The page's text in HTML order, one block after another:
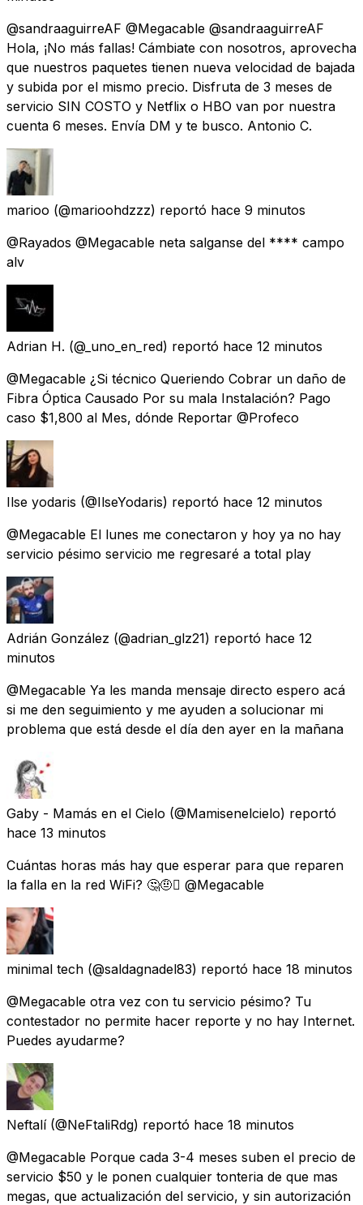
@sandraaguirreAF @Megacable @sandraaguirreAF
Hola, ¡No más fallas! Cámbiate con nosotros, aprovecha
que nuestros paquetes tienen nueva velocidad de bajada
y subida por el mismo precio. Disfruta de 3 meses de
servicio SIN COSTO y Netflix o HBO van por nuestra
cuenta 6 meses. Envía DM y te busco. Antonio C.
marioo (@marioohdzzz) reportó hace 9 minutos
@Rayados @Megacable neta salganse del **** campo
alv
Adrian H. (@_uno_en_red) reportó hace 12 minutos
@Megacable ¿Si técnico Queriendo Cobrar un daño de
Fibra Óptica Causado Por su mala Instalación? Pago
caso $1,800 al Mes, dónde Reportar @Profeco
Ilse yodaris (@IlseYodaris) reportó hace 12 minutos
@Megacable El lunes me conectaron y hoy ya no hay
servicio pésimo servicio me regresaré a total play
Adrián González (@adrian_glz21) reportó hace 12
minutos
@Megacable Ya les manda mensaje directo espero acá
si me den seguimiento y me ayuden a solucionar mi
problema que está desde el día den ayer en la mañana
Gaby - Mamás en el Cielo (@Mamisenelcielo) reportó
hace 13 minutos
Cuántas horas más hay que esperar para que reparen
la falla en la red WiFi? 🤔🤨🫩 @Megacable
minimal tech (@saldagnadel83) reportó hace 18 minutos
@Megacable otra vez con tu servicio pésimo? Tu
contestador no permite hacer reporte y no hay Internet.
Puedes ayudarme?
Neftalí (@NeFtaliRdg) reportó hace 18 minutos
@Megacable Porque cada 3-4 meses suben el precio de
servicio $50 y le ponen cualquier tonteria de que mas
megas, que actualización del servicio, y sin autorización